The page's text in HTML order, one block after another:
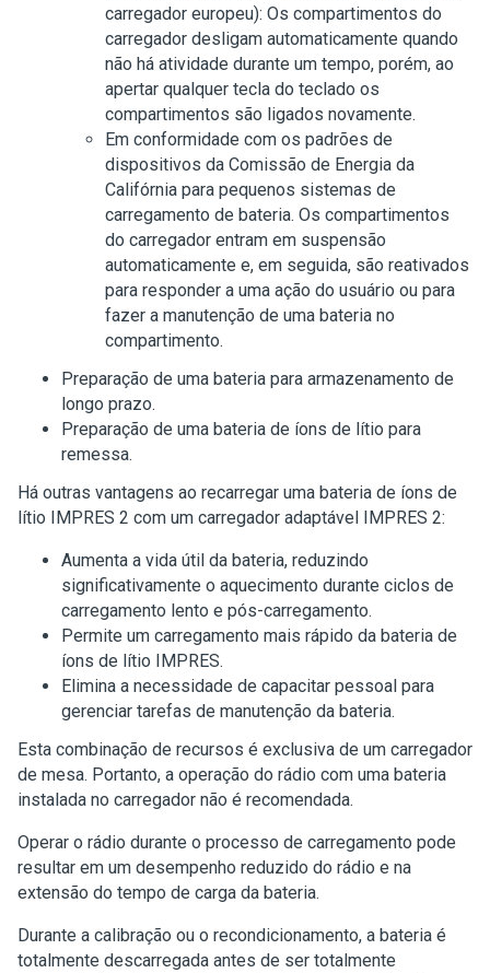
carregador europeu): Os compartimentos do
carregador desligam automaticamente quando
não há atividade durante um tempo, porém, ao
apertar qualquer tecla do teclado os
compartimentos são ligados novamente.
Em conformidade com os padrões de
dispositivos da Comissão de Energia da
Califórnia para pequenos sistemas de
carregamento de bateria. Os compartimentos
do carregador entram em suspensão
automaticamente e, em seguida, são reativados
para responder a uma ação do usuário ou para
fazer a manutenção de uma bateria no
compartimento.
Preparação de uma bateria para armazenamento de
longo prazo.
Preparação de uma bateria de íons de lítio para
remessa.
Há outras vantagens ao recarregar uma bateria de íons de
lítio IMPRES 2 com um carregador adaptável IMPRES 2:
Aumenta a vida útil da bateria, reduzindo
significativamente o aquecimento durante ciclos de
carregamento lento e pós-carregamento.
Permite um carregamento mais rápido da bateria de
íons de lítio IMPRES.
Elimina a necessidade de capacitar pessoal para
gerenciar tarefas de manutenção da bateria.
Esta combinação de recursos é exclusiva de um carregador
de mesa. Portanto, a operação do rádio com uma bateria
instalada no carregador não é recomendada.
Operar o rádio durante o processo de carregamento pode
resultar em um desempenho reduzido do rádio e na
extensão do tempo de carga da bateria.
Durante a calibração ou o recondicionamento, a bateria é
totalmente descarregada antes de ser totalmente